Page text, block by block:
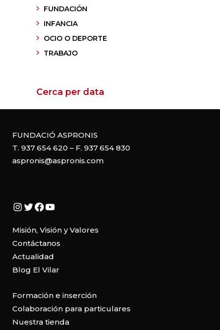
FUNDACIÓN
INFANCIA
OCIO O DEPORTE
TRABAJO
Cerca per data
FUNDACIÓ ASPRONIS
T. 937 654 620 – F. 937 654 830
aspronis@aspronis.com
Instagram
Twitter
Facebook
YouTube
Misión, Visión y Valores
Contáctanos
Actualidad
Blog El Vilar
Formación e inserción
Colaboración para particulares
Nuestra tienda